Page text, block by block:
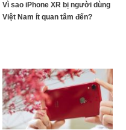
Vì sao iPhone XR bị người dùng
Việt Nam ít quan tâm đến?